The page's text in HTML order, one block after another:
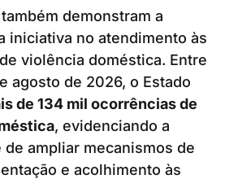
demonstram a
iniciativa no atendimento às
violência doméstica. Entre
agosto de 2026, o Estado
de 134 mil ocorrências de
, evidenciando a
de ampliar mecanismos de
e acolhimento às